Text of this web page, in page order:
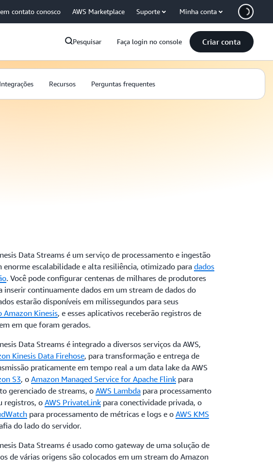
contato conosco AWS Marketplace Suporte Minha conta
Pesquisar Faça login no console Criar conta
Integrações Recursos Perguntas frequentes
Data Streams é um serviço de processamento e ingestão
enorme escalabilidade e alta resiliência, otimizado para dados
. Você pode configurar centenas de milhares de produtores
inserir continuamente dados em um stream de dados do
estarão disponíveis em milissegundos para seus
Amazon Kinesis, e esses aplicativos receberão registros de
em que foram gerados.
Data Streams é integrado a diversos serviços da AWS,
Kinesis Data Firehose, para transformação e entrega de
praticamente em tempo real a um data lake da AWS
S3, o Amazon Managed Service for Apache Flink para
gerenciado de streams, o AWS Lambda para processamento
registros, oAWS PrivateLink para conectividade privada, o
para processamento de métricas e logs e o AWS KMS
do lado do servidor.
Data Streams é usado como gateway de uma solução de
de várias origens são colocados em um stream do Amazon